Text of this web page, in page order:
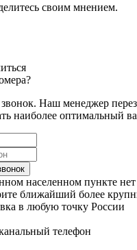
своим мнением.
звонок. Наш менеджер
наиболее оптимальный
населенном пункте
ближайший более
в любую точку России
телефон